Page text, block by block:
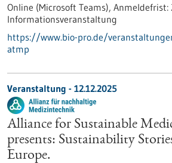
Online (Microsoft Teams), Anmeldefrist:
Informationsveranstaltung
https://www.bio-pro.de/
atmp
Veranstaltung - 12.12.2025
Alliance for Sustainable
presents: Sustainability
Europe.